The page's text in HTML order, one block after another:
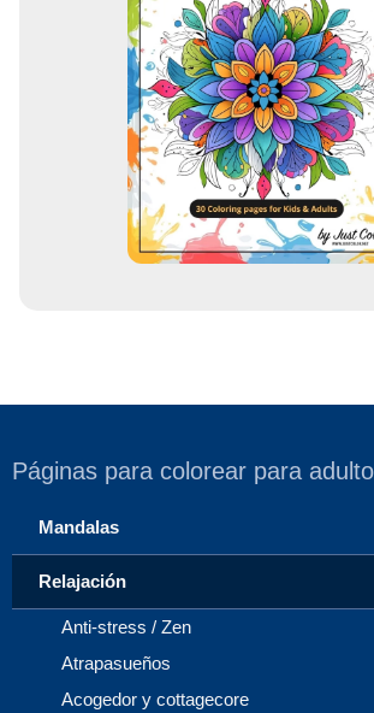
Páginas para colorear para
Mandalas
Relajación
Anti-stress / Zen
Atrapasueños
Acogedor y cottagecore